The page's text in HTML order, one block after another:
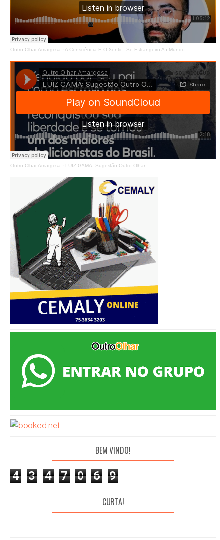
Outro Olhar Amargosa · A Consciência E O Sentir - Se Estrangeiro Ao Mundo
Outro Olhar Amargosa · LUIZ GAMA: Sugestão Outro Olhar
BEM VINDO!
4 3 4 7 0 6 9
CURTA!